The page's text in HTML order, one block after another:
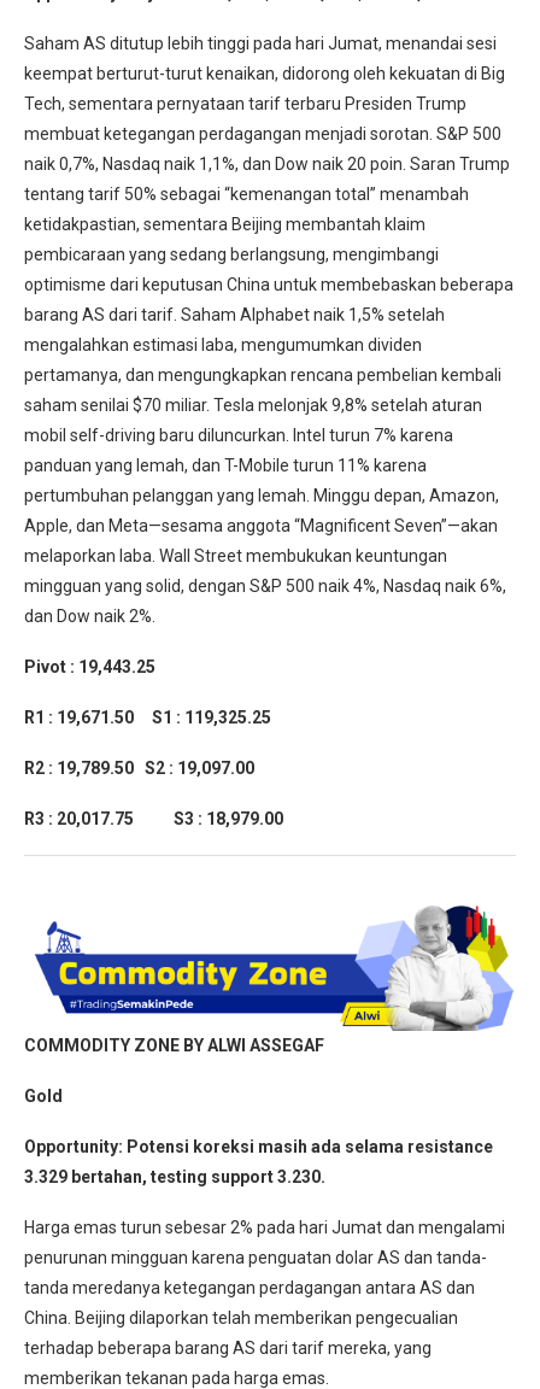
Saham AS ditutup lebih tinggi pada hari Jumat, menandai sesi
keempat berturut-turut kenaikan, didorong oleh kekuatan di Big
Tech, sementara pernyataan tarif terbaru Presiden Trump
membuat ketegangan perdagangan menjadi sorotan. S&P 500
naik 0,7%, Nasdaq naik 1,1%, dan Dow naik 20 poin. Saran Trump
tentang tarif 50% sebagai “kemenangan total” menambah
ketidakpastian, sementara Beijing membantah klaim
pembicaraan yang sedang berlangsung, mengimbangi
optimisme dari keputusan China untuk membebaskan beberapa
barang AS dari tarif. Saham Alphabet naik 1,5% setelah
mengalahkan estimasi laba, mengumumkan dividen
pertamanya, dan mengungkapkan rencana pembelian kembali
saham senilai $70 miliar. Tesla melonjak 9,8% setelah aturan
mobil self-driving baru diluncurkan. Intel turun 7% karena
panduan yang lemah, dan T-Mobile turun 11% karena
pertumbuhan pelanggan yang lemah. Minggu depan, Amazon,
Apple, dan Meta—sesama anggota “Magnificent Seven”—akan
melaporkan laba. Wall Street membukukan keuntungan
mingguan yang solid, dengan S&P 500 naik 4%, Nasdaq naik 6%,
dan Dow naik 2%.
Pivot : 19,443.25
R1 : 19,671.50 S1 : 119,325.25
R2 : 19,789.50 S2 : 19,097.00
R3 : 20,017.75 S3 : 18,979.00
COMMODITY ZONE BY ALWI ASSEGAF
Gold
Opportunity: Potensi koreksi masih ada selama resistance
3.329 bertahan, testing support 3.230.
Harga emas turun sebesar 2% pada hari Jumat dan mengalami
penurunan mingguan karena penguatan dolar AS dan tanda-
tanda meredanya ketegangan perdagangan antara AS dan
China. Beijing dilaporkan telah memberikan pengecualian
terhadap beberapa barang AS dari tarif mereka, yang
memberikan tekanan pada harga emas.